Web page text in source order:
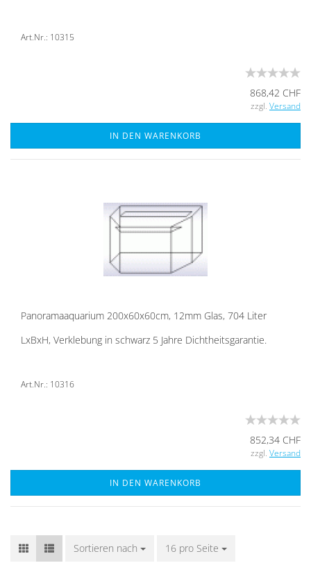
Art.Nr.: 10315
868,42 CHF
zzgl. Versand
IN DEN WARENKORB
Pan­ora­ma­aqua­ri­um 200x60x60cm, 12mm Glas, 704 Liter
LxBxH, Ver­kle­bung in schwarz 5 Jahre Dicht­heits­ga­ran­tie.
Art.Nr.: 10316
852,34 CHF
zzgl. Versand
IN DEN WARENKORB
Sortieren nach 16 pro Seite